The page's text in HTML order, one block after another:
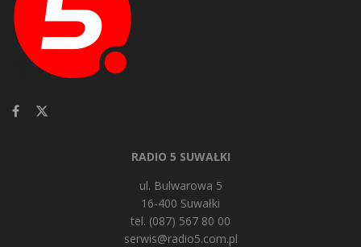
RADIO 5 SUWAŁKI
ul. Bulwarowa 5
16-400 Suwałki
tel. (087) 567 80 00
serwis@radio5.com.pl